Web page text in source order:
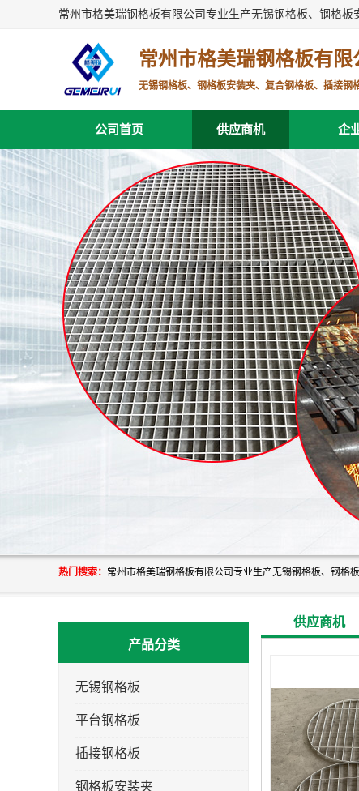
常州市格美瑞钢格板有限公司专业生产无锡钢格板、钢格
常州市格美瑞钢格板有限
无锡钢格板、钢格板安装夹、复合钢格板、插接钢
公司首页 供应商机 企
热门搜索：
产品分类
无锡钢格板
平台钢格板
插接钢格板
钢格板安装夹
供应商机